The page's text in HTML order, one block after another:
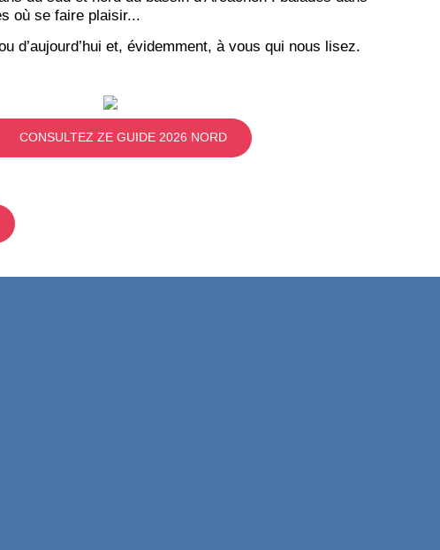
où se faire plaisir...
d’aujourd’hui et, évidemment, à vous qui nous lisez.
CONSULTEZ ZE GUIDE 2026 NORD